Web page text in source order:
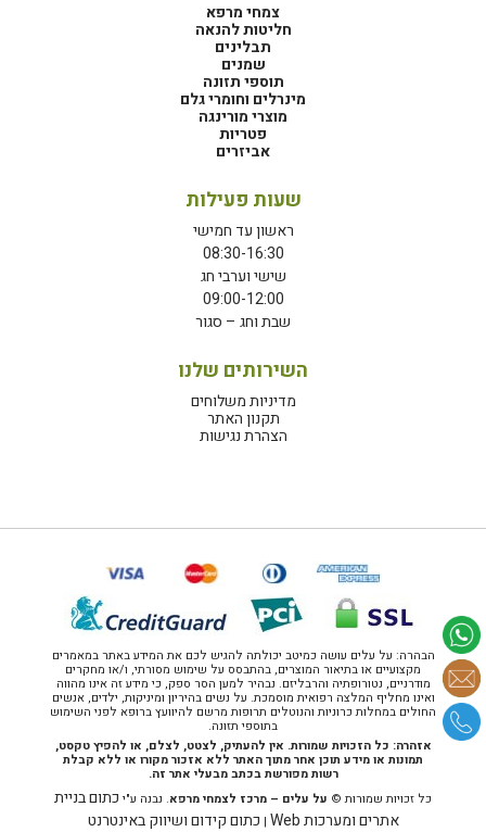
צמחי מרפא
חליטות להנאה
תבלינים
שמנים
תוספי תזונה
מינרלים וחומרי גלם
מוצרי מורינגה
פטריות
אביזרים
שעות פעילות
ראשון עד חמישי
08:30-16:30
שישי וערבי חג
09:00-12:00
שבת וחג – סגור
השירותים שלנו
מדיניות משלוחים
תקנון האתר
הצהרת נגישות
הבהרה: על עלים עושה כמיטב יכולתה להגיש לכם את המידע באתר במאמרים
מקצועיים או בתיאור המוצרים, בהתבסס על שימוש מסורתי, ו/או מחקרים
מודרניים, נטורופתיה והרבליזם. נבהיר למען הסר ספק, כי מידע זה אינו מהווה
ואינו מחליף המלצה רפואית מוסמכת. על נשים בהיריון ומיניקות, ילדים, אנשים
החולים במחלות כרוניות והנוטלים תרופות מרשם להיוועץ ברופא לפני השימוש
בתוספי תזונה.
אזהרה: כל הזכויות שמורות. אין להעתיק, לצטט, לצלם, או להפיץ טקסט,
תמונות או מידע תוכן אחר מתוך האתר ללא אזכור מקורו או ללא קבלת
רשות מפורשת בכתב מבעלי אתר זה.
כל זכויות שמורות © על עלים – מרכז לצמחי מרפא. נבנה ע"יכתום בניית
אתרים ומערכות Web
| כתום קידום ושיווק באינטרנט